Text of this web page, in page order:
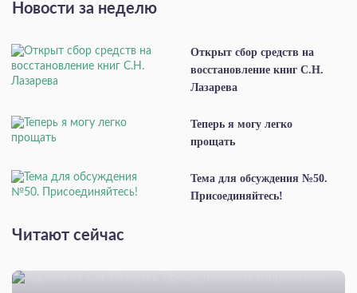
Новости за неделю
Открыт сбор средств на
восстановление книг С.Н.
Лазарева
Теперь я могу легко
прощать
Тема для обсуждения №50.
Присоединяйтесь!
Читают сейчас